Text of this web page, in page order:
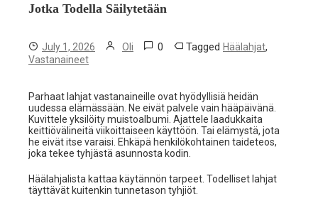
Jotka Todella Säilytetään
July 1, 2026 Oli 0 Tagged Häälahjat,
Vastanaineet
Parhaat lahjat vastanaineille ovat hyödyllisiä heidän
uudessa elämässään. Ne eivät palvele vain hääpäivänä.
Kuvittele yksilöity muistoalbumi. Ajattele laadukkaita
keittiövälineitä viikoittaiseen käyttöön. Tai elämystä, jota
he eivät itse varaisi. Ehkäpä henkilökohtainen taideteos,
joka tekee tyhjästä asunnosta kodin.
Häälahjalista kattaa käytännön tarpeet. Todelliset lahjat
täyttävät kuitenkin tunnetason tyhjiöt.